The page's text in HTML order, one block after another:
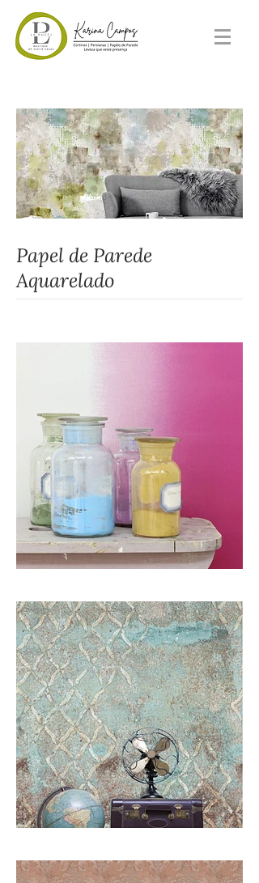
Papel de Parede
Aquarelado